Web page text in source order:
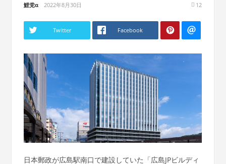
鯉党α 2022年8月30日 12
Twitter Facebook
日本郵政が広島駅南口で建設していた「広島JPビルディ